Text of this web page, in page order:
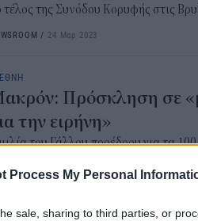
Process My Personal
sale, sharing to third parties, or
τέλος της Συνόδου Κορυφής στις
/ 24 Μαρ 2023
Πρόσκληση σε
την ειρήνη»
του Γάλλου προέδρου για τα
σε 72 ηγέτες. Χειραψία Τράμπ